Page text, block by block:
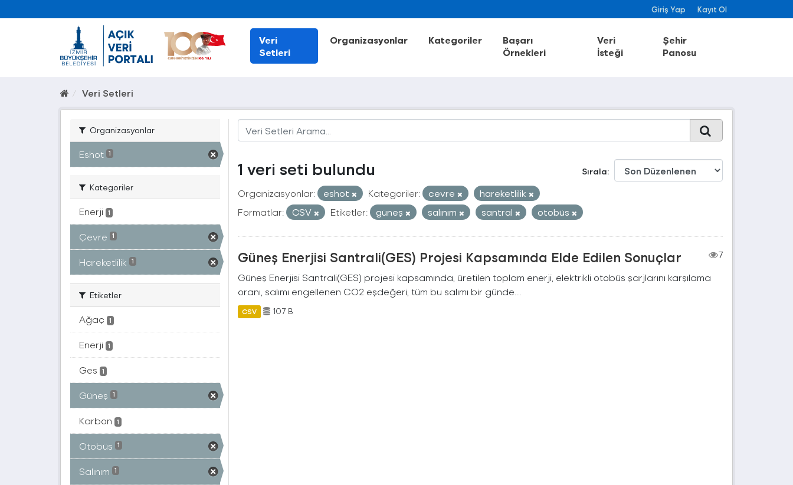
Giriş Yap Kayıt Ol
Veri
Setleri
Organizasyonlar Kategoriler
Başarı
Örnekleri
Veri
İsteği
Şehir
Panosu
Veri Setleri
Organizasyonlar
Eshot 1
Kategoriler
Enerji 1
Çevre 1
Hareketlilik 1
Etiketler
Ağaç 1
Enerji 1
Ges 1
Güneş 1
Karbon 1
Otobüs 1
Salınım 1
Sırala
1 veri seti bulundu
Organizasyonlar: eshot Kategoriler: cevre
hareketlilik
Formatlar:
CSV Etiketler: güneş salınım santral otobüs
Güneş Enerjisi Santrali(GES) Projesi Kapsamında Elde Edilen Sonuçlar
7
Güneş Enerjisi Santrali(GES) projesi kapsamında, üretilen toplam enerji, elektrikli otobüs şarjlarını karşılama
oranı, salımı engellenen CO2 eşdeğeri, tüm bu salımı bir günde...
CSV 107 B